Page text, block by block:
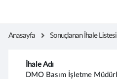
Anasayfa Sonuçlanan İhale Listesi
İhale Adı
DMO Basım İşletme